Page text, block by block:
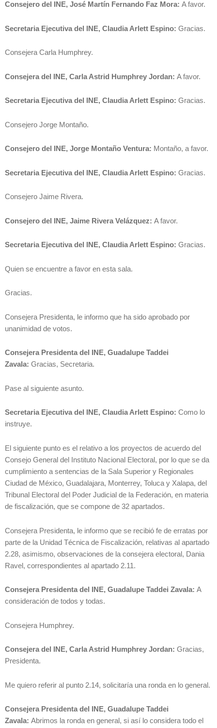
Consejero del INE, José Martín Fernando Faz Mora: A favor.
Secretaria Ejecutiva del INE, Claudia Arlett Espino: Gracias.
Consejera Carla Humphrey.
Consejera del INE, Carla Astrid Humphrey Jordan: A favor.
Secretaria Ejecutiva del INE, Claudia Arlett Espino: Gracias.
Consejero Jorge Montaño.
Consejero del INE, Jorge Montaño Ventura: Montaño, a favor.
Secretaria Ejecutiva del INE, Claudia Arlett Espino: Gracias.
Consejero Jaime Rivera.
Consejero del INE, Jaime Rivera Velázquez: A favor.
Secretaria Ejecutiva del INE, Claudia Arlett Espino: Gracias.
Quien se encuentre a favor en esta sala.
Gracias.
Consejera Presidenta, le informo que ha sido aprobado por
unanimidad de votos.
Consejera Presidenta del INE, Guadalupe Taddei
Zavala: Gracias, Secretaria.
Pase al siguiente asunto.
Secretaria Ejecutiva del INE, Claudia Arlett Espino: Como lo
instruye.
El siguiente punto es el relativo a los proyectos de acuerdo del
Consejo General del Instituto Nacional Electoral, por lo que se da
cumplimiento a sentencias de la Sala Superior y Regionales
Ciudad de México, Guadalajara, Monterrey, Toluca y Xalapa, del
Tribunal Electoral del Poder Judicial de la Federación, en materia
de fiscalización, que se compone de 32 apartados.
Consejera Presidenta, le informo que se recibió fe de erratas por
parte de la Unidad Técnica de Fiscalización, relativas al apartado
2.28, asimismo, observaciones de la consejera electoral, Dania
Ravel, correspondientes al apartado 2.11.
Consejera Presidenta del INE, Guadalupe Taddei Zavala: A
consideración de todos y todas.
Consejera Humphrey.
Consejera del INE, Carla Astrid Humphrey Jordan: Gracias,
Presidenta.
Me quiero referir al punto 2.14, solicitaría una ronda en lo general.
Consejera Presidenta del INE, Guadalupe Taddei
Zavala: Abrimos la ronda en general, si así lo considera todo el